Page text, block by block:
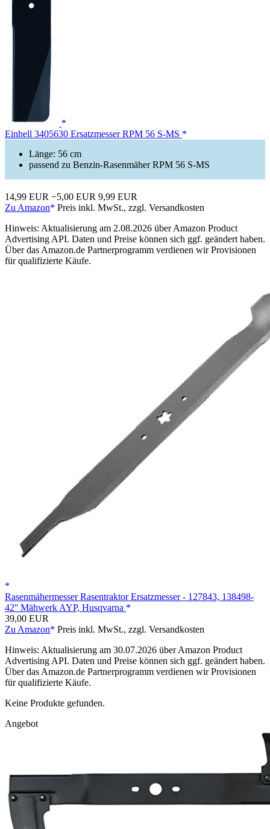
Einhell 3405630 Ersatzmesser RPM 56 S-MS
Länge: 56 cm
passend zu Benzin-Rasenmäher RPM 56 S-MS
14,99 EUR −5,00 EUR 9,99 EUR
Zu Amazon
Preis inkl. MwSt., zzgl. Versandkosten
Hinweis: Aktualisierung am 2.08.2026 über Amazon Product
Advertising API. Daten und Preise können sich ggf. geändert haben.
Über das Amazon.de Partnerprogramm verdienen wir Provisionen
für qualifizierte Käufe.
Rasenmähermesser Rasentraktor Ersatzmesser - 127843, 138498-
42'' Mähwerk AYP, Husqvarna
39,00 EUR
Zu Amazon
Preis inkl. MwSt., zzgl. Versandkosten
Hinweis: Aktualisierung am 30.07.2026 über Amazon Product
Advertising API. Daten und Preise können sich ggf. geändert haben.
Über das Amazon.de Partnerprogramm verdienen wir Provisionen
für qualifizierte Käufe.
Keine Produkte gefunden.
Angebot